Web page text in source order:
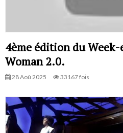
4ème édition du
Woman 2.0.
28 Aoû 2025 33167 fois